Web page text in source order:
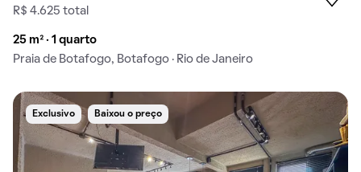
R$ 4.625 total
25 m² · 1 quarto
Praia de Botafogo, Botafogo · Rio de Janeiro
Exclusivo Baixou o preço